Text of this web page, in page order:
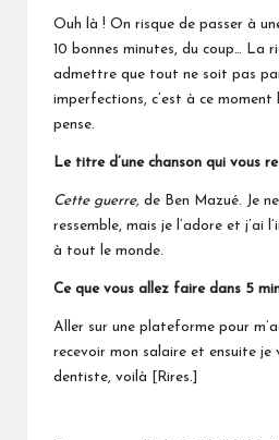
Ouh là ! On risque de passer à
10 bonnes minutes, du coup… La
admettre que tout ne soit pas
imperfections, c’est à ce moment
pense.
Le titre d’une chanson qui vous
Cette guerre, de Ben Mazué. Je
ressemble, mais je l’adore et j’ai
à tout le monde.
Ce que vous allez faire dans 5
Aller sur une plateforme pour
recevoir mon salaire et ensuite je
dentiste, voilà [Rires.]